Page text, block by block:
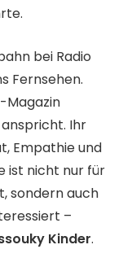
bei Radio
Fernsehen.
Magazin
Ihr
Empathie und
ist nicht nur für
sondern auch
–
Kinder.